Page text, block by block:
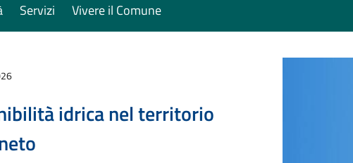
Servizi Vivere il Comune
idrica nel territorio